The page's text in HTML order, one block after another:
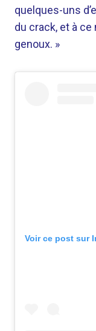
quelques-uns
du crack, et à ce
genoux. »
Voir ce post sur